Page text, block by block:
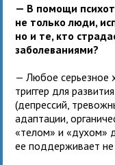
— В помощи
не только люди,
но и те, кто
заболеваниями?
— Любое серьезное
триггер для
(депрессий,
адаптации,
«телом» и «духом»
ее поддерживает